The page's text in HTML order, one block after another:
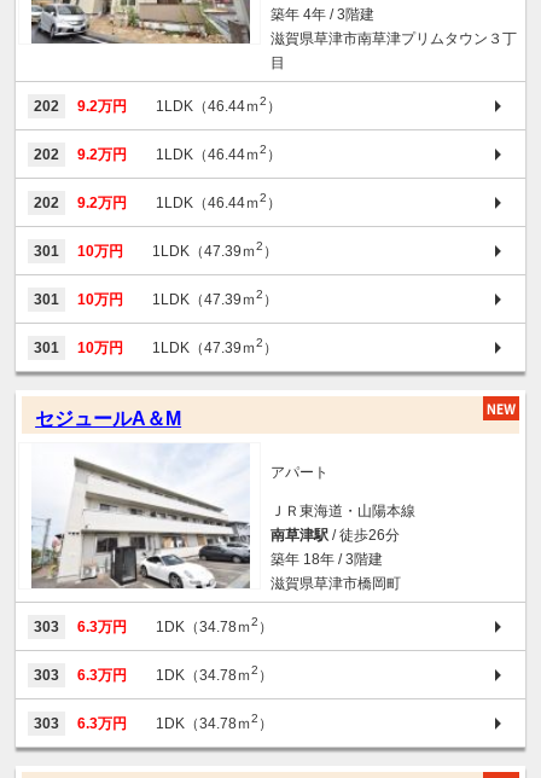
築年 4年 / 3階建
滋賀県草津市南草津プリムタウン３丁
目
202 9.2万円 1LDK（46.44ｍ2 ）
202 9.2万円 1LDK（46.44ｍ2 ）
202 9.2万円 1LDK（46.44ｍ2 ）
301 10万円 1LDK（47.39ｍ2 ）
301 10万円 1LDK（47.39ｍ2 ）
301 10万円 1LDK（47.39ｍ2 ）
セジュールA＆M
アパート
ＪＲ東海道・山陽本線
南草津駅 / 徒歩26分
築年 18年 / 3階建
滋賀県草津市橋岡町
303 6.3万円 1DK（34.78ｍ2 ）
303 6.3万円 1DK（34.78ｍ2 ）
303 6.3万円 1DK（34.78ｍ2 ）